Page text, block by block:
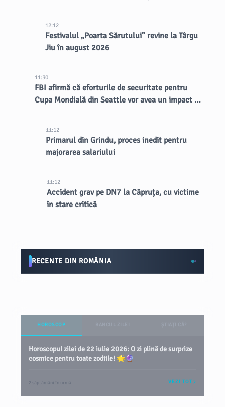
12:12
Festivalul „Poarta Sărutului” revine la Târgu
Jiu în august 2026
11:30
FBI afirmă că eforturile de securitate pentru
Cupa Mondială din Seattle vor avea un impact de
11:12
Primarul din Grindu, proces inedit pentru
majorarea salariului
11:12
Accident grav pe DN7 la Căpruța, cu victime
în stare critică
RECENTE DIN ROMÂNIA
HOROSCOP
Horoscopul zilei de 22 iulie 2026: O zi plină de surprize
cosmice pentru toate zodiile! 🌟🔮
2 săptămâni în urmă VEZI TOT